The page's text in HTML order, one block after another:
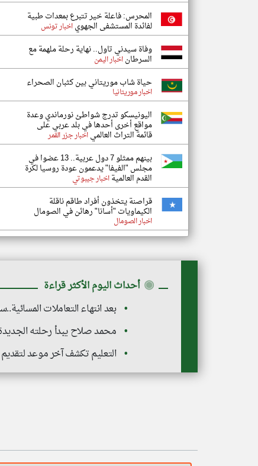
المحرس: فاعلة خير تتبرع بمعدات طبية
لفائدة المستشفى الجهوياخبار تونس
وفاة سيدني تاول.. نهاية رحلة ملهمة مع
السرطاناخبار اليمن
حياة شاب موريتاني بين كثبان الصحراء
اخبار موريتانيا
اليونيسكو تدرج شواطئ نورماندي وعدة
مواقع أخرى أحدها في بلد عربي على
قائمة التراث العالمياخبار جزر القمر
بينهم ممثلو 7 دول عربية.. 13 عضوا في
مجلس "الفيفا" يدعمون عودة روسيا لكرة
القدم العالميةاخبار جيبوتي
قراصنة يتخذون أفراد طاقم ناقلة
الكيماويات "أسانا" رهائن في الصومال
اخبار الصومال
◉ أحداث اليوم الأكثر قراءة
بعد انتهاء التعاملات
محمد صلاح يبدأ رحلته
التعليم تكشف آخر موعد لتقديم